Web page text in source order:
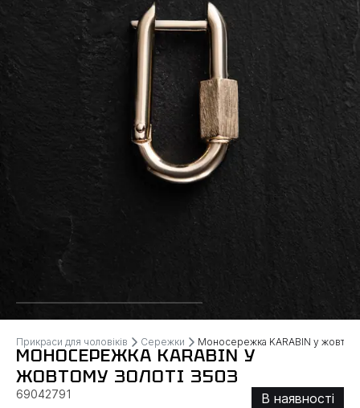
Прикраси для чоловіків Сережки Моносережка KARABIN у
МОНОСЕРЕЖКА KARABIN У
ЖОВТОМУ ЗОЛОТІ 3503
69042791
В наявності